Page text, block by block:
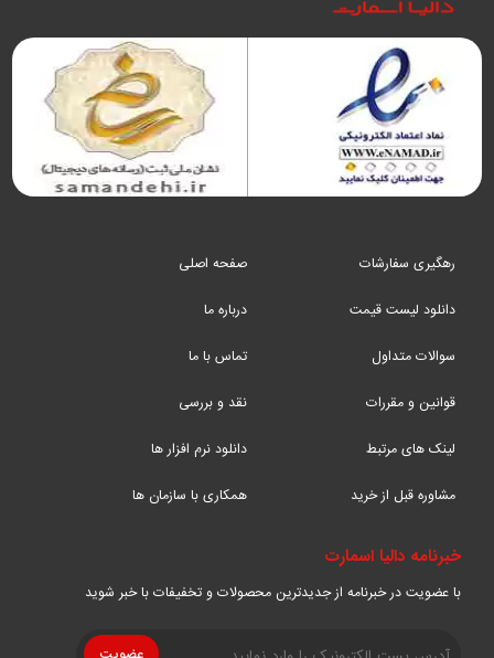
رهگیری سفارشات
دانلود لیست قیمت
سوالات متداول
قوانین و مقررات
لینک های مرتبط
مشاوره قبل از خرید
صفحه اصلی
درباره ما
تماس با ما
نقد و بررسی
دانلود نرم افزار ها
همکاری با سازمان ها
خبرنامه دالیا اسمارت
با عضویت در خبرنامه از جدیدترین محصولات و تخفیفات با خبر شوید